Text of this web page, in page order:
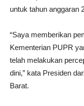
untuk tahun anggaran
“Saya memberikan
Kementerian PUPR
telah melakukan
dini,” kata Presiden
Barat.